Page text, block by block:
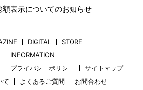
額表示についてのお知らせ
DIGITAL
STORE
INFORMATION
プライバシーポリシー
サイトマップ
て
よくあるご質問
お問合わせ